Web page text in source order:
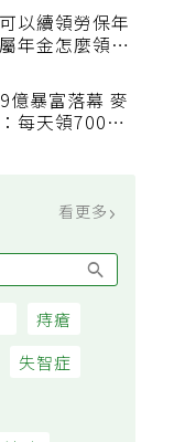
以續領勞保年
格
億暴富落幕 麥